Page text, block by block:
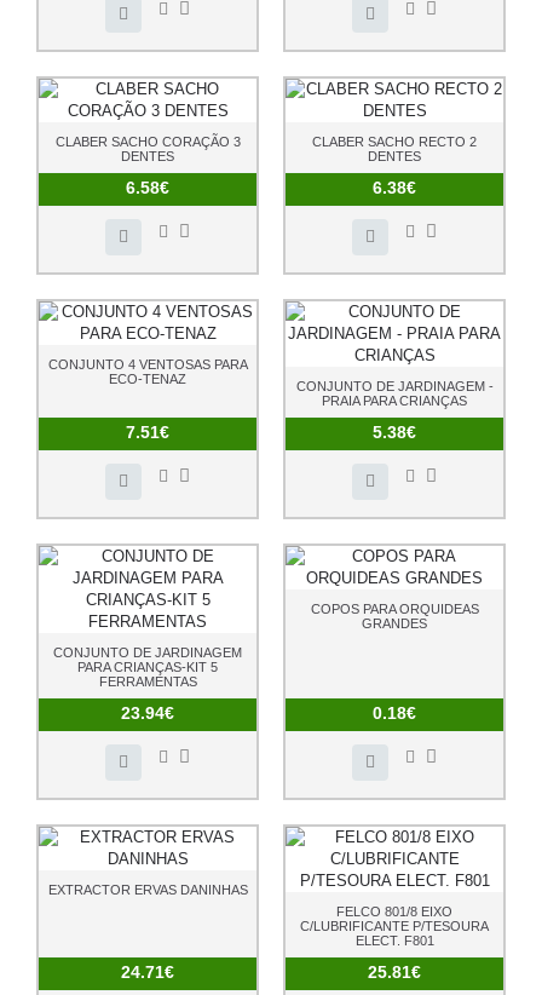
CLABER SACHO CORAÇÃO 3
DENTES
6.58€
CLABER SACHO RECTO 2
DENTES
6.38€
CONJUNTO 4 VENTOSAS PARA
ECO-TENAZ
7.51€
CONJUNTO DE JARDINAGEM -
PRAIA PARA CRIANÇAS
5.38€
CONJUNTO DE JARDINAGEM
PARA CRIANÇAS-KIT 5
FERRAMENTAS
23.94€
COPOS PARA ORQUIDEAS
GRANDES
0.18€
EXTRACTOR ERVAS DANINHAS
24.71€
FELCO 801/8 EIXO
C/LUBRIFICANTE P/TESOURA
ELECT. F801
25.81€